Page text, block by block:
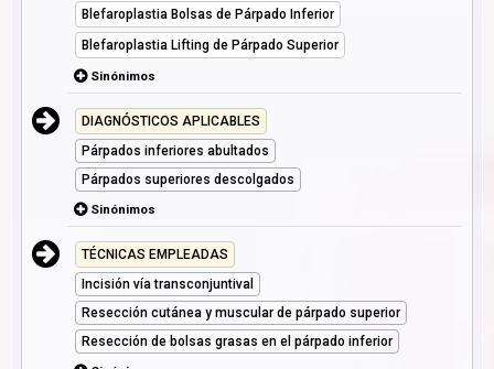
Blefaroplastia Bolsas de Párpado Inferior
Blefaroplastia Lifting de Párpado Superior
Sinónimos
DIAGNÓSTICOS APLICABLES
Párpados inferiores abultados
Párpados superiores descolgados
Sinónimos
TÉCNICAS EMPLEADAS
Incisión vía transconjuntival
Resección cutánea y muscular de párpado superior
Resección de bolsas grasas en el párpado inferior